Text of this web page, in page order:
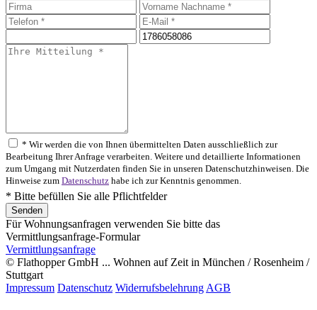
* Wir werden die von Ihnen übermittelten Daten ausschließlich zur
Bearbeitung Ihrer Anfrage verarbeiten. Weitere und detaillierte Informationen
zum Umgang mit Nutzerdaten finden Sie in unseren Datenschutzhinweisen. Die
Hinweise zum Datenschutz habe ich zur Kenntnis genommen.
* Bitte befüllen Sie alle Pflichtfelder
Für Wohnungsanfragen verwenden Sie bitte das
Vermittlungsanfrage-Formular
Vermittlungsanfrage
© Flathopper GmbH ... Wohnen auf Zeit in München / Rosenheim /
Stuttgart
Impressum Datenschutz Widerrufsbelehrung AGB